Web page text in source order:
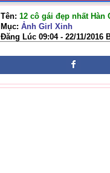
Tên: 12 cô gái đẹp nhất Hàn
Mục: Ảnh Girl Xinh
Đăng Lúc 09:04 - 22/11/2016